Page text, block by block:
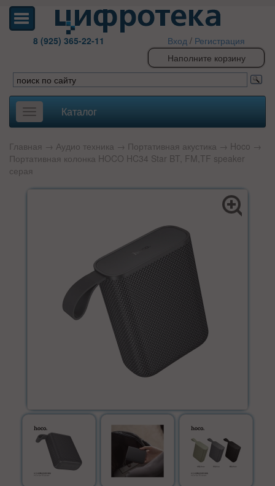
8 (925) 365-22-11 Вход / Регистрация
Наполните корзину
Toggle
navigation
Каталог
Главная → Аудио техника → Портативная акустика → Hoco →
Портативная колонка HOCO HC34 Star BT, FM,TF speaker
серая